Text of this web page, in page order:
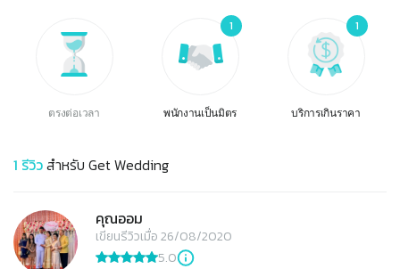
ตรงต่อเวลา
1
พนักงานเป็นมิตร
1
บริการเกินราคา
1 รีวิวสำหรับ Get Wedding
คุณออม
เขียนรีวิวเมื่อ 26/08/2020
5.0